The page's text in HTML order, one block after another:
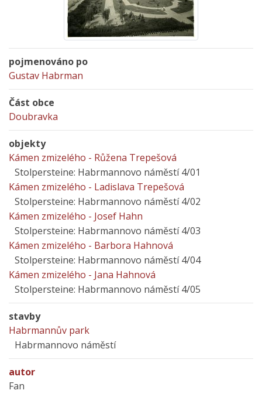
pojmenováno po
Gustav Habrman
Část obce
Doubravka
objekty
Kámen zmizelého - Růžena Trepešová
Stolpersteine: Habrmannovo náměstí 4/01
Kámen zmizelého - Ladislava Trepešová
Stolpersteine: Habrmannovo náměstí 4/02
Kámen zmizelého - Josef Hahn
Stolpersteine: Habrmannovo náměstí 4/03
Kámen zmizelého - Barbora Hahnová
Stolpersteine: Habrmannovo náměstí 4/04
Kámen zmizelého - Jana Hahnová
Stolpersteine: Habrmannovo náměstí 4/05
stavby
Habrmannův park
Habrmannovo náměstí
autor
Fan